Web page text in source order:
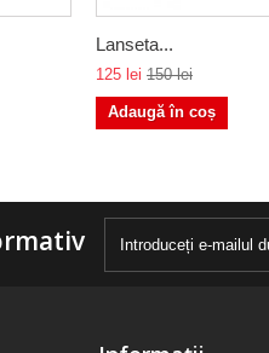
Lanseta...
125 lei 150 lei
Adaugă în coș